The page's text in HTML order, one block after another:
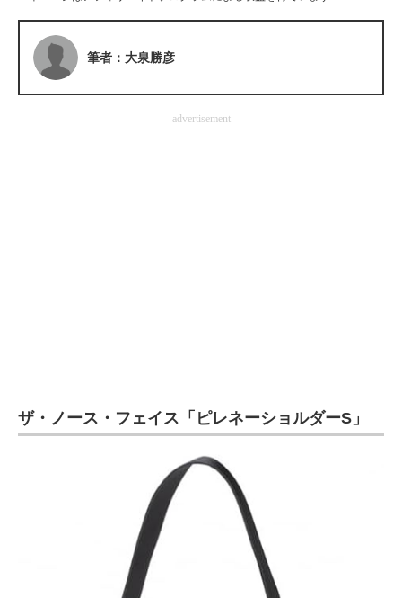
進化するPCとデバイスの未来
好きが集まる 比べて選べる
ビジネスと働き方のヒント
モノづくり技術者専門サイト
エレクトロニクス専門サイト
電子設計の基本と応用
エネルギーの専門メディア
建設×テクノロジーの最前線
筆者：大泉勝彦
advertisement
ザ・ノース・フェイス「ピレネーショルダーS」